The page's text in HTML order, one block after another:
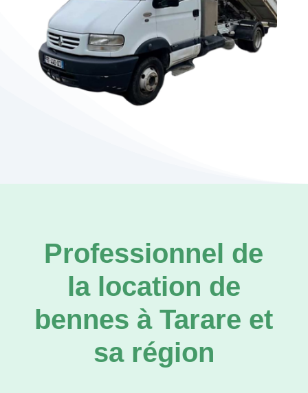
Professionnel de
la location de
bennes à Tarare et
sa région